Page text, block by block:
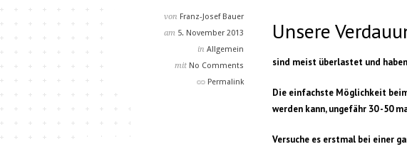
von Franz-Josef Bauer
am 5. November 2013
in Allgemein
mit No Comments
Permalink
Unsere
sind meist überlastet und
Die einfachste Möglichkeit
werden kann, ungefähr 30 -50
Versuche es erstmal bei einer